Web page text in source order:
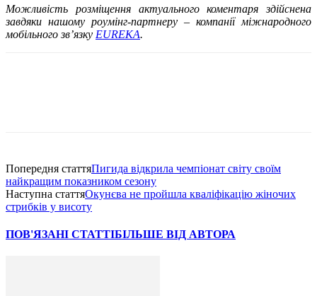
Можливість розміщення актуального коментаря здійснена
завдяки нашому роумінг-партнеру – компанії міжнародного
мобільного зв’язку EUREKA.
Попередня статтяПигида відкрила чемпіонат світу своїм
найкращим показником сезону
Наступна статтяОкунєва не пройшла кваліфікацію жіночих
стрибків у висоту
ПОВ'ЯЗАНІ СТАТТІБІЛЬШЕ ВІД АВТОРА